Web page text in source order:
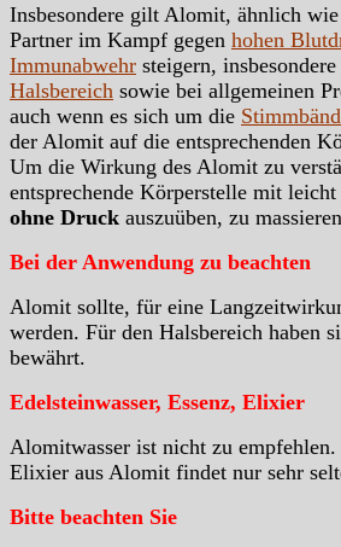
Insbesondere gilt Alomit, ähnlich
Partner im Kampf gegen hohen
Immunabwehr steigern, insbesondere
Halsbereich sowie bei allgemeinen
auch wenn es sich um die
der Alomit auf die entsprechenden
Um die Wirkung des Alomit zu
entsprechende Körperstelle mit
ohne Druck auszuüben, zu
Bei der Anwendung zu beachten
Alomit sollte, für eine
werden. Für den Halsbereich haben
bewährt.
Edelsteinwasser, Essenz, Elixier
Alomitwasser ist nicht zu empfehlen.
Elixier aus Alomit findet nur sehr
Bitte beachten Sie